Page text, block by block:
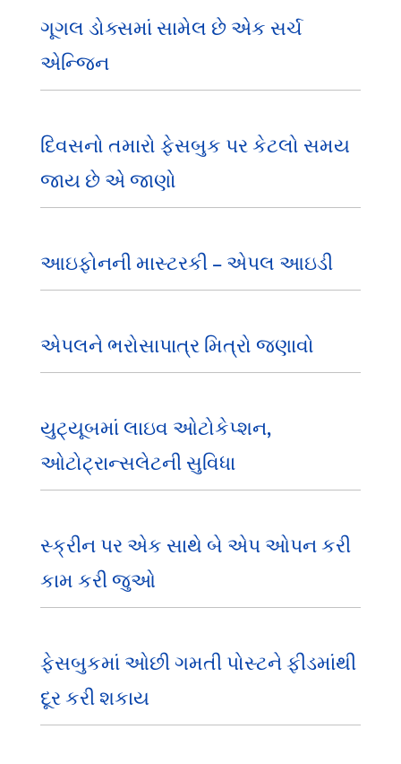
ગૂગલ ડોક્સમાં સામેલ છે એક સર્ચ
એન્જિન
દિવસનો તમારો ફેસબુક પર કેટલો સમય
જાય છે એ જાણો
આઇફોનની માસ્ટરકી – એપલ આઇડી
એપલને ભરોસાપાત્ર મિત્રો જણાવો
યુટ્યૂબમાં લાઇવ ઓટોકેપ્શન,
ઓટોટ્રાન્સલેટની સુવિધા
સ્ક્રીન પર એક સાથે બે એપ ઓપન કરી
કામ કરી જુઓ
ફેસબુકમાં ઓછી ગમતી પોસ્ટને ફીડમાંથી
દૂર કરી શકાય